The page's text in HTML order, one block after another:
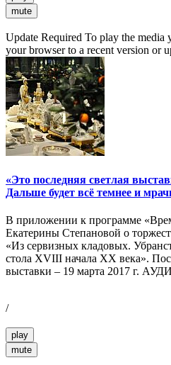
mute
Update Required To play the media
your browser to a recent version or
«Это последняя светлая
Дальше будет всё темнее и
В приложении к программе
Екатерины Степановой о
«Из сервизных кладовых.
стола XVIII начала XX века».
выставки – 19 марта 2017 г.
/
play
mute